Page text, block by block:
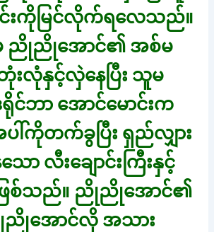
င်းကိုမြင်လိုက်ရလေသည်။
ညိုညိုအောင်၏ အစ်မ
နှင့်လှဲနေပြီး သူမ
င်ဘာ အောင်မောင်းက
ကိုတက်ခွပြီး ရှည်လျှား
ာ လီးချောင်းကြီးနှင့်
ဖြစ်သည်။ ညိုညိုအောင်၏
ညိုအောင်လို အသား